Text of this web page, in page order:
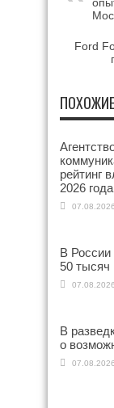
Ford
рейтинг
2026 года
07.08.2026
В
50 тысяч
07.08.2026
В
о
07.08.2026